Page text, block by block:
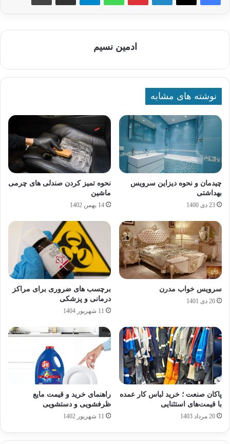
ادمین نسیم
نوشته های مشابه
چیدمان و نحوه دیزاین سرویس
بهداشتی
23 دی 1400
نحوه تمیز کردن صندلی های چرمی
ماشین
14 بهمن 1402
سرویس خواب مدرن
20 دی 1401
برچسب های ضروری برای مراکز
درمانی و پزشکی
11 شهریور 1404
پاکان صنعت ؛ خرید لباس کار عمده
با قیمت‌های استثنایی
20 مرداد 1403
راهنمای خرید و قیمت مایع
ظرفشویی و دستشویی
11 شهریور 1402